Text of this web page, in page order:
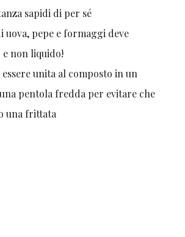
sapidi di per sé
uova, pepe e formaggi deve
non liquido!
essere unita al composto in un
pentola fredda per evitare che
una frittata